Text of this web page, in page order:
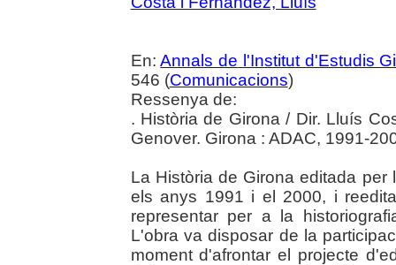
En:Annals de l'Institut d'Estudis
546 (Comunicacions)
Ressenya de:
. Història de Girona / Dir. Lluís
Genover. Girona : ADAC, 1991-
La Història de Girona editada
els anys 1991 i el 2000, i
representar per a la
L'obra va disposar de la
moment d'afrontar el projecte